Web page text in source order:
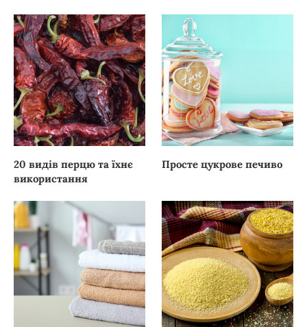
20 видів перцю та їхнє
використання
Просте цукрове печиво